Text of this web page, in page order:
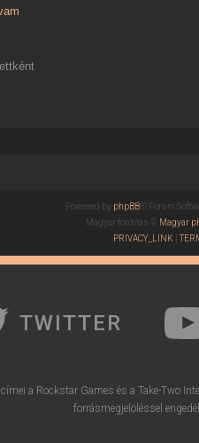
Powered by phpBB® Forum
Magyar fordítás © Magyar
PRIVACY_LINK |
TWITTER
a Rockstar Games és a Take-
forrásmegjelöléssel